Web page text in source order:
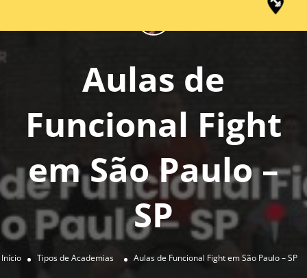
Aulas de
Funcional Fight
em São Paulo –
SP
Início Tipos de Academias Aulas de Funcional Fight em São Paulo – SP